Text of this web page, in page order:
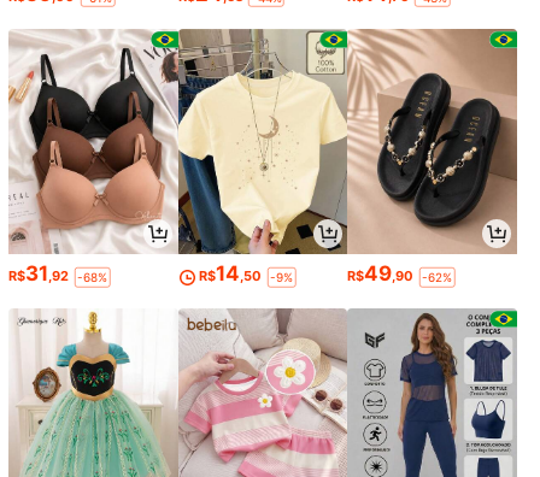
R$31,92 -68% R$14,50 -9% R$49,90 -62%